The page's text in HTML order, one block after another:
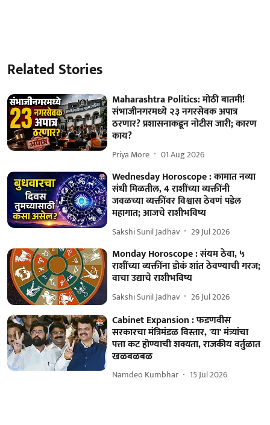
Related Stories
Maharashtra Politics: मोठी बातमी!
संभाजीनगरमध्ये २३ नगरसेवक अपात्र
ठरणार? प्रशासनाकडून नोटीस जारी; कारण
काय?
Priya More 01 Aug 2026
Wednesday Horoscope : कामात नव्या
संधी मिळतील, 4 राशींच्या व्यक्तींनी
जवळच्या व्यक्तींवर विश्वास ठेवणं पडेल
महागात; आजचे राशीभविष्य
Sakshi Sunil Jadhav 29 Jul 2026
Monday Horoscope : संयम ठेवा, ५
राशींच्या व्यक्तींना डोकं शांत ठेवण्याची गरज;
वाचा उद्याचे राशीभविष्य
Sakshi Sunil Jadhav 26 Jul 2026
Cabinet Expansion : फडणवीस
सरकारचा मंत्रिमंडळ विस्तार, 'या' मंत्र्यांचा
पत्ता कट होण्याची शक्यता, राजकीय वर्तुळात
खळबळबळ
Namdeo Kumbhar 15 Jul 2026